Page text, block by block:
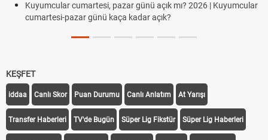
Kuyumcular cumartesi, pazar günü açık mı? 2026 | Kuyumcular
cumartesi-pazar günü kaça kadar açık?
KEŞFET
iddaa Canlı Skor Puan Durumu Canlı Anlatım At Yarışı
Transfer Haberleri TV'de Bugün Süper Lig Fikstür Süper Lig Haberleri